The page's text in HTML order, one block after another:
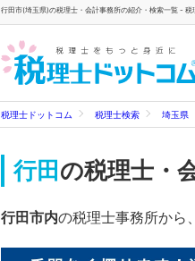
行田市(埼玉県)の税理士・会計事務所の紹介・検索一覧 - 税
税理士ドットコム 税理士検索 埼玉県
行田 の税理士・
行田市内の税理士事務所から